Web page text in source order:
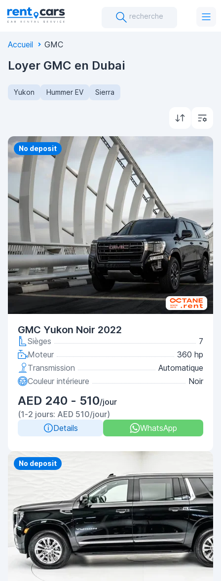
recherche
Accueil GMC
Loyer GMC en Dubai
Yukon Hummer EV Sierra
Priority
No deposit
GMC Yukon Noir 2022
Sièges
7
Moteur
360 hp
Transmission
Automatique
Couleur intérieure
Noir
AED 240 - 510/jour
(1-2 jours: AED 510/jour)
Details
WhatsApp
Priority
No deposit